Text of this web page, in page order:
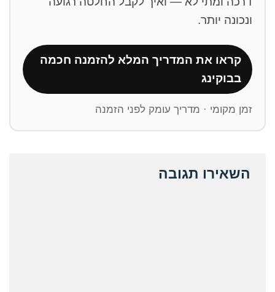
ונכונה יותר.
קראו את המדריך המלא להזמנה חכמה
בבוקינג
זמן מקומי · מדריך עומק לפני הזמנה
השאירו תגובה